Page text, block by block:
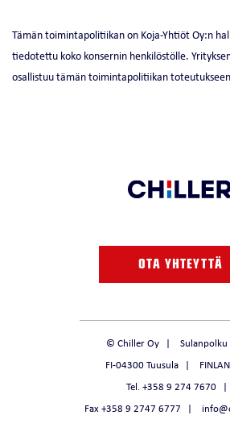
Tämän toimintapolitiikan on Koja-Yhtiöt Oy:n
tiedotettu koko konsernin henkilöstölle.
osallistuu tämän toimintapolitiikan
OTA YHTEYTTÄ
© Chiller Oy
Sulanpolku
FI-04300 Tuusula
Tel. +358 9 274 7670
Fax +358 9 2747 6777